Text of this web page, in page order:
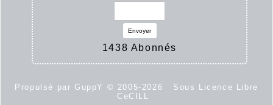
Envoyer
1438 Abonnés
Propulsé par GuppY © 2005-2026
Sous Licence Libre
CeCILL